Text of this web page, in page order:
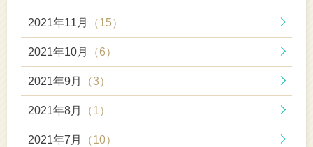
2021年11月 （15）
2021年10月 （6）
2021年9月 （3）
2021年8月 （1）
2021年7月 （10）